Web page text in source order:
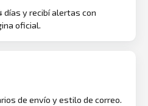
días y recibí alertas con
oficial.
de envío y estilo de correo.